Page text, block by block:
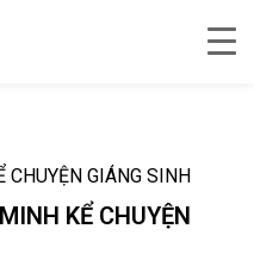
CHUYỆN GIÁNG SINH
KỂ CHUYỆN